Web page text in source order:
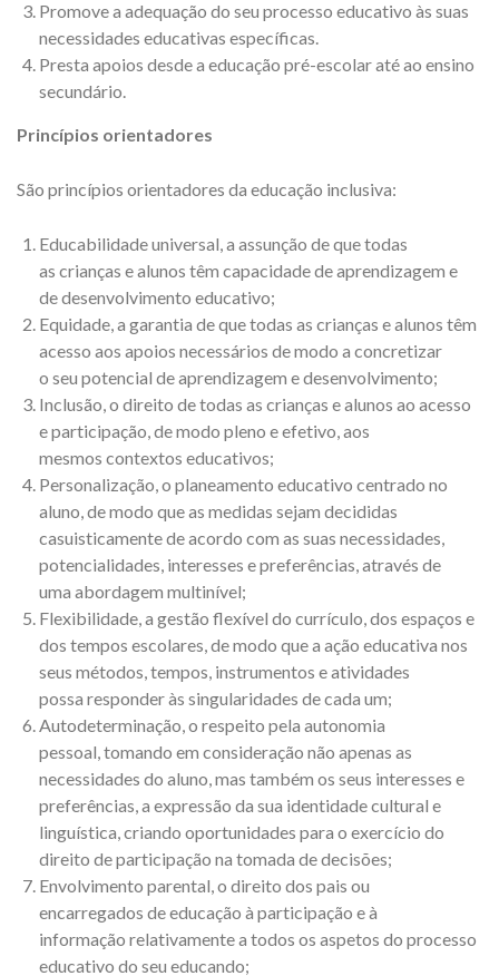
Promove a adequação do seu processo educativo às suas
necessidades educativas específicas.
Presta apoios desde a educação pré-escolar até ao ensino
secundário.
Princípios orientadores
São princípios orientadores da educação inclusiva:
Educabilidade universal, a assunção de que todas
as crianças e alunos têm capacidade de aprendizagem e
de desenvolvimento educativo;
Equidade, a garantia de que todas as crianças e alunos têm
acesso aos apoios necessários de modo a concretizar
o seu potencial de aprendizagem e desenvolvimento;
Inclusão, o direito de todas as crianças e alunos ao acesso
e participação, de modo pleno e efetivo, aos
mesmos contextos educativos;
Personalização, o planeamento educativo centrado no
aluno, de modo que as medidas sejam decididas
casuisticamente de acordo com as suas necessidades,
potencialidades, interesses e preferências, através de
uma abordagem multinível;
Flexibilidade, a gestão flexível do currículo, dos espaços e
dos tempos escolares, de modo que a ação educativa nos
seus métodos, tempos, instrumentos e atividades
possa responder às singularidades de cada um;
Autodeterminação, o respeito pela autonomia
pessoal, tomando em consideração não apenas as
necessidades do aluno, mas também os seus interesses e
preferências, a expressão da sua identidade cultural e
linguística, criando oportunidades para o exercício do
direito de participação na tomada de decisões;
Envolvimento parental, o direito dos pais ou
encarregados de educação à participação e à
informação relativamente a todos os aspetos do processo
educativo do seu educando;